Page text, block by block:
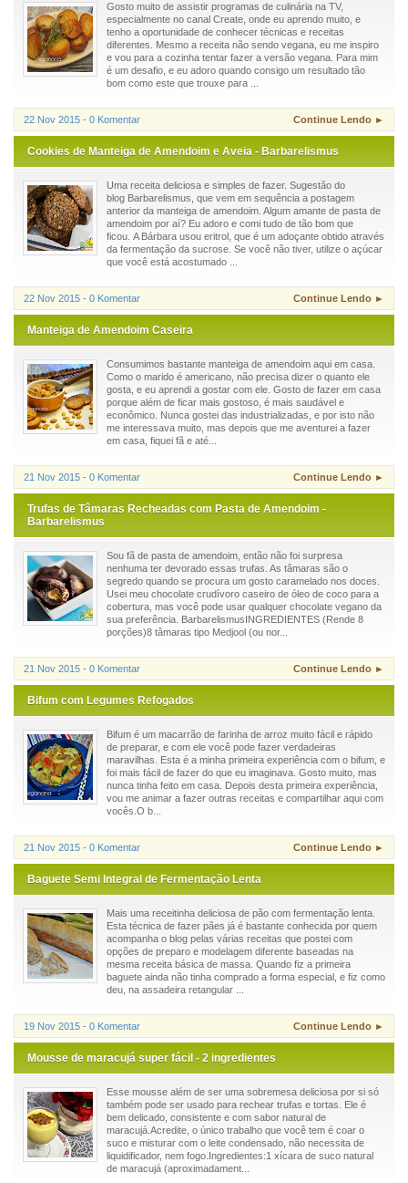
Gosto muito de assistir programas de culinária na TV,
especialmente no canal Create, onde eu aprendo muito, e
tenho a oportunidade de conhecer técnicas e receitas
diferentes. Mesmo a receita não sendo vegana, eu me inspiro
e vou para a cozinha tentar fazer a versão vegana. Para mim
é um desafio, e eu adoro quando consigo um resultado tão
bom como este que trouxe para ...
22 Nov 2015 - 0 Komentar Continue Lendo ►
Cookies de Manteiga de Amendoim e Aveia - Barbarelismus
Uma receita deliciosa e simples de fazer. Sugestão do
blog Barbarelismus, que vem em sequência a postagem
anterior da manteiga de amendoim. Algum amante de pasta de
amendoim por aí? Eu adoro e comi tudo de tão bom que
ficou. A Bárbara usou eritrol, que é um adoçante obtido através
da fermentação da sucrose. Se você não tiver, utilize o açúcar
que você está acostumado ...
22 Nov 2015 - 0 Komentar Continue Lendo ►
Manteiga de Amendoim Caseira
Consumimos bastante manteiga de amendoim aqui em casa.
Como o marido é americano, não precisa dizer o quanto ele
gosta, e eu aprendi a gostar com ele. Gosto de fazer em casa
porque além de ficar mais gostoso, é mais saudável e
econômico. Nunca gostei das industrializadas, e por isto não
me interessava muito, mas depois que me aventurei a fazer
em casa, fiquei fã e até...
21 Nov 2015 - 0 Komentar Continue Lendo ►
Trufas de Tâmaras Recheadas com Pasta de Amendoim -
Barbarelismus
Sou fã de pasta de amendoim, então não foi surpresa
nenhuma ter devorado essas trufas. As tâmaras são o
segredo quando se procura um gosto caramelado nos doces.
Usei meu chocolate crudívoro caseiro de óleo de coco para a
cobertura, mas você pode usar qualquer chocolate vegano da
sua preferência. BarbarelismusINGREDIENTES (Rende 8
porções)8 tâmaras tipo Medjool (ou nor...
21 Nov 2015 - 0 Komentar Continue Lendo ►
Bifum com Legumes Refogados
Bifum é um macarrão de farinha de arroz muito fácil e rápido
de preparar, e com ele você pode fazer verdadeiras
maravilhas. Esta é a minha primeira experiência com o bifum, e
foi mais fácil de fazer do que eu imaginava. Gosto muito, mas
nunca tinha feito em casa. Depois desta primeira experiência,
vou me animar a fazer outras receitas e compartilhar aqui com
vocês.O b...
21 Nov 2015 - 0 Komentar Continue Lendo ►
Baguete Semi Integral de Fermentação Lenta
Mais uma receitinha deliciosa de pão com fermentação lenta.
Esta técnica de fazer pães já é bastante conhecida por quem
acompanha o blog pelas várias receitas que postei com
opções de preparo e modelagem diferente baseadas na
mesma receita básica de massa. Quando fiz a primeira
baguete ainda não tinha comprado a forma especial, e fiz como
deu, na assadeira retangular ...
19 Nov 2015 - 0 Komentar Continue Lendo ►
Mousse de maracujá super fácil - 2 ingredientes
Esse mousse além de ser uma sobremesa deliciosa por si só
também pode ser usado para rechear trufas e tortas. Ele é
bem delicado, consistente e com sabor natural de
maracujá.Acredite, o único trabalho que você tem é coar o
suco e misturar com o leite condensado, não necessita de
liquidificador, nem fogo.Ingredientes:1 xícara de suco natural
de maracujá (aproximadament...